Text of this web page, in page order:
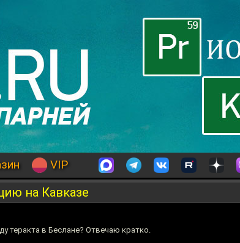
VIP
на Кавказе
теракта в Беслане? Отвечаю кратко.